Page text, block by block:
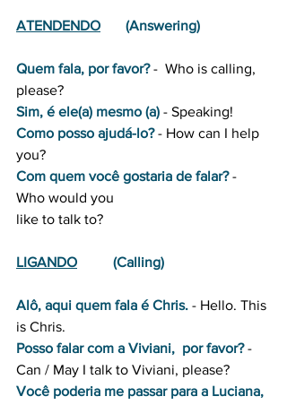
ATENDENDO
       (Answering)
Quem fala, por favor? -  Who is calling,
please?
Sim, é ele(a) mesmo (a) - Speaking!
Como posso ajudá-lo? - How can I help
you?
Com quem você gostaria de falar? -
Who would you
like to talk to?
LIGANDO
          (Calling)
Alô, aqui quem fala é Chris. - Hello. This
is Chris.
Posso falar com a Viviani,  por favor? -
Can / May I talk to Viviani, please?
Você poderia me passar para a Luciana,